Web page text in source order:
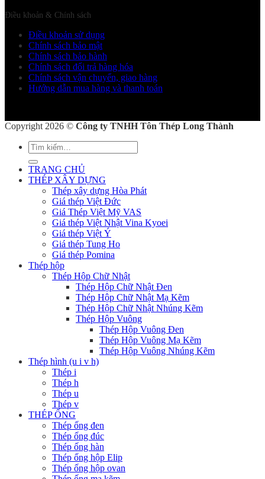
Điều khoản & Chính sách
Điều khoản sử dụng
Chính sách bảo mật
Chính sách bảo hành
Chính sách đổi trả hàng hóa
Chính sách vận chuyển, giao hàng
Hướng dẫn mua hàng và thanh toán
Copyright 2026 © Công ty TNHH Tôn Thép Long Thành
Tìm
kiếm:
TRANG CHỦ
THÉP XÂY DỰNG
Thép xây dựng Hòa Phát
Giá thép Việt Đức
Giá Thép Việt Mỹ VAS
Giá thép Việt Nhật Vina Kyoei
Giá thép Việt Ý
Giá thép Tung Ho
Giá thép Pomina
Thép hộp
Thép Hộp Chữ Nhật
Thép Hộp Chữ Nhật Đen
Thép Hộp Chữ Nhật Mạ Kẽm
Thép Hộp Chữ Nhật Nhúng Kẽm
Thép Hộp Vuông
Thép Hộp Vuông Đen
Thép Hộp Vuông Mạ Kẽm
Thép Hộp Vuông Nhúng Kẽm
Thép hình (u i v h)
Thép i
Thép h
Thép u
Thép v
THÉP ỐNG
Thép ống đen
Thép ống đúc
Thép ống hàn
Thép ống hộp Elip
Thép ống hộp ovan